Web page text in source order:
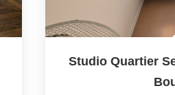
Studio Quartier